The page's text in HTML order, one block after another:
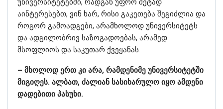
უნივერსიტეტებში, რადგან უფრო მეტად
აინტერესებთ, ვინ ხარ, რისი გაკეთება შეგიძლია და
როგორ გამოადგები, არამხოლოდ უნივერსიტეტს
და ადგილობრივ საზოგადოებას, არამედ
მსოფლიოს და საკუთარ ქვეყანას.
– მხოლოდ ერთ კი არა, რამდენიმე უნივერსიტეტში
მიგიღეს. ალბათ, ძალიან სასიხარულო იყო ამდენი
დადებითი პასუხი.